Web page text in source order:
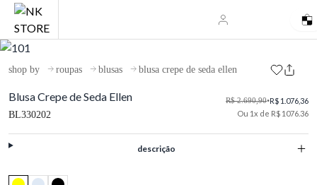
shop by roupas blusas blusa crepe de seda ellen
Blusa Crepe de Seda Ellen
BL330202
R$ 2.690,90•R$ 1.076,36
Ou 1x de R$ 1076.36
descrição